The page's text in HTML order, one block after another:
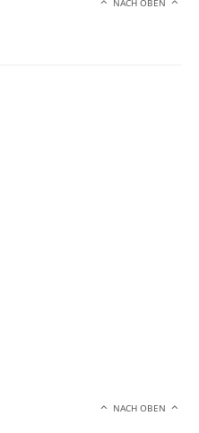
NACH OBEN
NACH OBEN